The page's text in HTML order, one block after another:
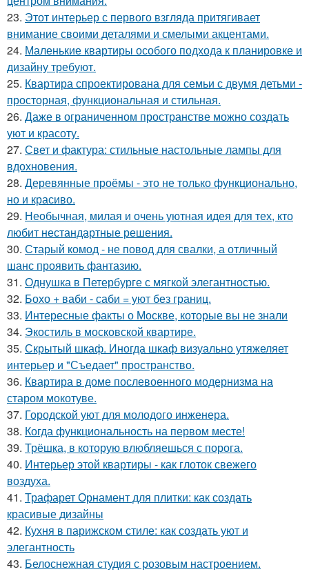
23. Этот интерьер с первого взгляда притягивает
внимание своими деталями и смелыми акцентами.
24. Маленькие квартиры особого подхода к планировке и
дизайну требуют.
25. Квартира спроектирована для семьи с двумя детьми -
просторная, функциональная и стильная.
26. Даже в ограниченном пространстве можно создать
уют и красоту.
27. Свет и фактура: стильные настольные лампы для
вдохновения.
28. Деревянные проёмы - это не только функционально,
но и красиво.
29. Необычная, милая и очень уютная идея для тех, кто
любит нестандартные решения.
30. Старый комод - не повод для свалки, а отличный
шанс проявить фантазию.
31. Однушка в Петербурге с мягкой элегантностью.
32. Бохо + ваби - саби = уют без границ.
33. Интересные факты о Москве, которые вы не знали
34. Экостиль в московской квартире.
35. Скрытый шкаф. Иногда шкаф визуально утяжеляет
интерьер и "Съедает" пространство.
36. Квартира в доме послевоенного модернизма на
старом мокотуве.
37. Городской уют для молодого инженера.
38. Когда функциональность на первом месте!
39. Трёшка, в которую влюбляешься с порога.
40. Интерьер этой квартиры - как глоток свежего
воздуха.
41. Трафарет Орнамент для плитки: как создать
красивые дизайны
42. Кухня в парижском стиле: как создать уют и
элегантность
43. Белоснежная студия с розовым настроением.